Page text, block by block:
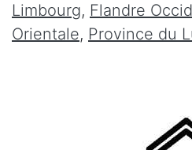
Limbourg, Flandre
Orientale, Province du